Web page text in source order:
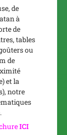
de
à
de
tables
ou
de
et la
notre
ICI